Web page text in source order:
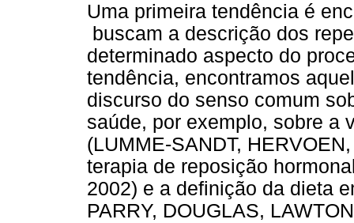
Uma primeira tendência é
buscam a descrição dos
determinado aspecto do
tendência, encontramos
discurso do senso comum
saúde, por exemplo, sobre a
(LUMME-SANDT,
terapia de reposição
2002) e a definição da dieta
PARRY, DOUGLAS,